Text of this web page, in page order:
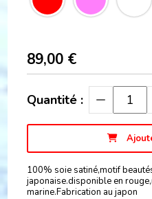
89,00 €
Quantité :
100% soie satiné,motif
japonaise.disponible en
marine.Fabrication au japon